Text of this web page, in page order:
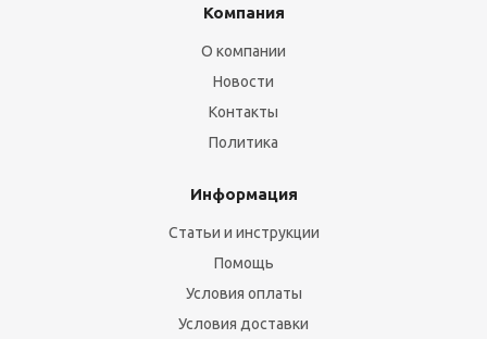
Компания
О компании
Новости
Контакты
Политика
Информация
Статьи и инструкции
Помощь
Условия оплаты
Условия доставки